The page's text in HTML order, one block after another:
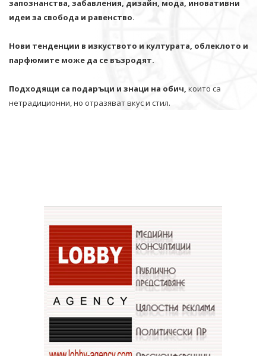
запознанства, забавления, дизайн, мода, иновативни
идеи за свобода и равенство.
Нови тенденции в изкуството и културата, облеклото и
парфюмите може да се възродят.
Подходящи са подаръци и знаци на обич, които са
нетрадиционни, но отразяват вкус и стил.